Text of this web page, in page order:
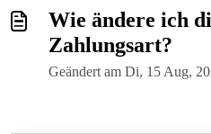
Wie ändere ich
Zahlungsart?
Geändert am Di, 15 Aug,